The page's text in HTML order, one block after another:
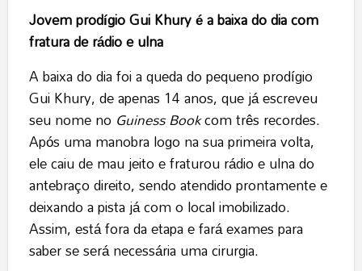
Jovem prodígio Gui Khury é a baixa do dia com
fratura de rádio e ulna
A baixa do dia foi a queda do pequeno prodígio
Gui Khury, de apenas 14 anos, que já escreveu
seu nome no Guiness Bookcom três recordes.
Após uma manobra logo na sua primeira volta,
ele caiu de mau jeito e fraturou rádio e ulna do
antebraço direito, sendo atendido prontamente e
deixando a pista já com o local imobilizado.
Assim, está fora da etapa e fará exames para
saber se será necessária uma cirurgia.